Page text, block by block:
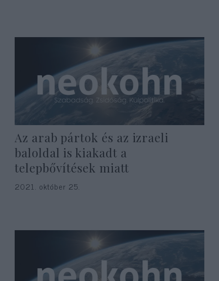
Az arab pártok és az izraeli
baloldal is kiakadt a
telepbővítések miatt
2021. október 25.